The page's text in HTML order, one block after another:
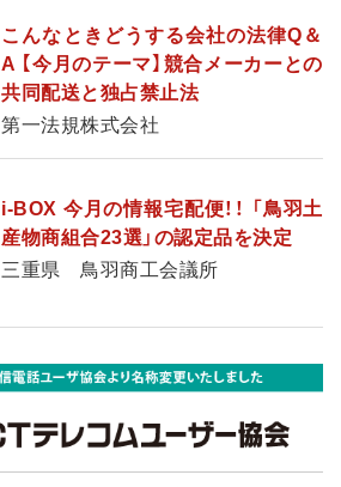
こんなときどうする会社の法律Q＆
A 【今月のテーマ】競合メーカーとの
共同配送と独占禁止法
第一法規株式会社
i-BOX 今月の情報宅配便！！ 「鳥羽土
産物商組合23選」の認定品を決定
三重県 鳥羽商工会議所